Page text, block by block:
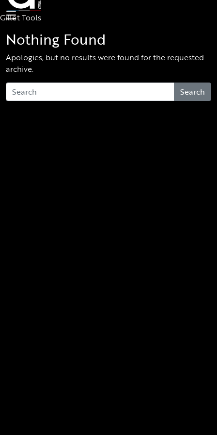
Skip to main content
Gillet Tools
Nothing Found
Apologies, but no results were found for the requested
archive.
Search